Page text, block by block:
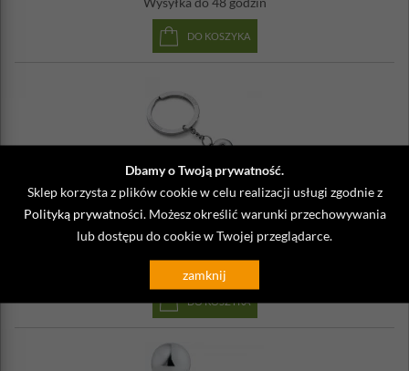
Dbamy o Twoją prywatność.
Sklep korzysta z plików cookie w celu realizacji usługi zgodnie z
Polityką prywatności. Możesz określić warunki przechowywania
lub dostępu do cookie w Twojej przeglądarce.
zamknij
DO KOSZYKA
Brelok do kluczy Biker Philippi
do 48 godzin
DO KOSZYKA